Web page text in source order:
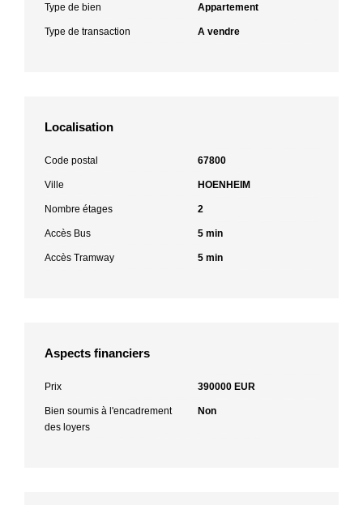
Type de bien Appartement
Type de transaction A vendre
Localisation
Code postal 67800
Ville HOENHEIM
Nombre étages 2
Accès Bus 5 min
Accès Tramway 5 min
Aspects financiers
Prix 390000 EUR
Bien soumis à l'encadrement
des loyers
Non